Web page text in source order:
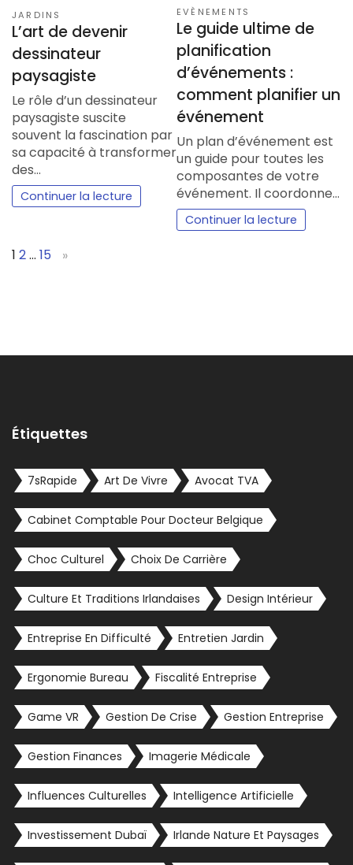
JARDINS
L’art de devenir
dessinateur
paysagiste
Le rôle d’un dessinateur
paysagiste suscite
souvent la fascination par
sa capacité à transformer
des…
Continuer la lecture
EVÈNEMENTS
Le guide ultime de
planification
d’événements :
comment planifier un
événement
Un plan d’événement est
un guide pour toutes les
composantes de votre
événement. Il coordonne…
Continuer la lecture
Page:
1 2… 15 Next
»
Étiquettes
7sRapide Art De Vivre Avocat TVA
Cabinet Comptable Pour Docteur Belgique
Choc Culturel Choix De Carrière
Culture Et Traditions Irlandaises Design Intérieur
Entreprise En Difficulté Entretien Jardin
Ergonomie Bureau Fiscalité Entreprise
Game VR Gestion De Crise Gestion Entreprise
Gestion Finances Imagerie Médicale
Influences Culturelles Intelligence Artificielle
Investissement Dubaï Irlande Nature Et Paysages